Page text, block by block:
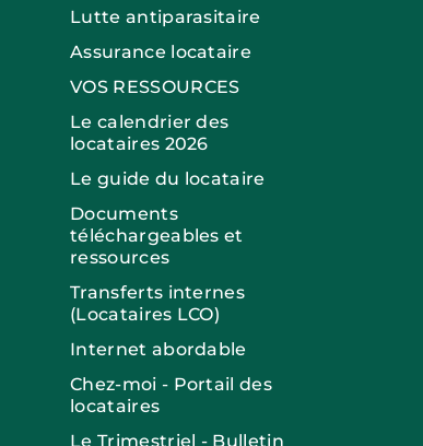
Lutte antiparasitaire
Assurance locataire
VOS RESSOURCES
Le calendrier des
locataires 2026
Le guide du locataire
Documents
téléchargeables et
ressources
Transferts internes
(Locataires LCO)
Internet abordable
Chez-moi - Portail des
locataires
Le Trimestriel - Bulletin